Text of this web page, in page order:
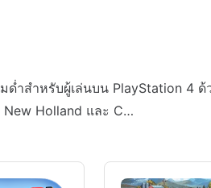
ำสำหรับผู้เล่นบน PlayStation 4
Holland และ C…